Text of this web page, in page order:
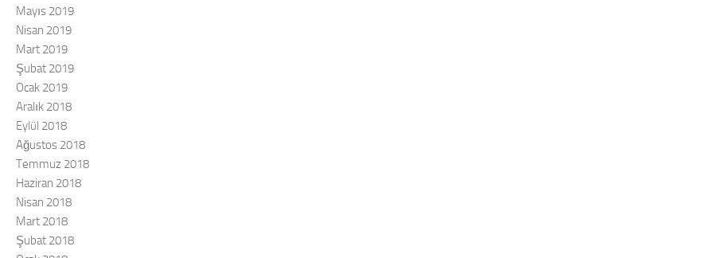
Mayıs 2019
Nisan 2019
Mart 2019
Şubat 2019
Ocak 2019
Aralık 2018
Eylül 2018
Ağustos 2018
Temmuz 2018
Haziran 2018
Nisan 2018
Mart 2018
Şubat 2018